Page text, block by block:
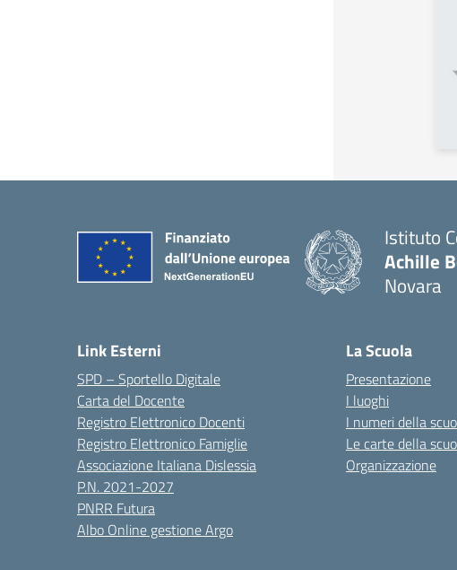
Istituto
Achille
Novara
Link Esterni
SPD – Sportello Digitale
Carta del Docente
Registro Elettronico Docenti
Registro Elettronico Famiglie
Associazione Italiana Dislessia
P.N. 2021-2027
PNRR Futura
Albo Online gestione Argo
La Scuola
Presentazione
I luoghi
I numeri della
Le carte della
Organizzazione